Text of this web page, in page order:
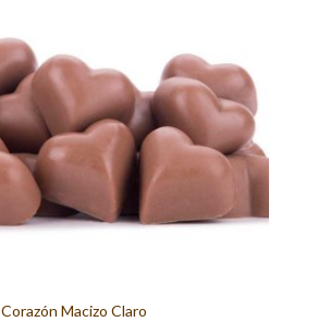
Corazón Macizo Claro